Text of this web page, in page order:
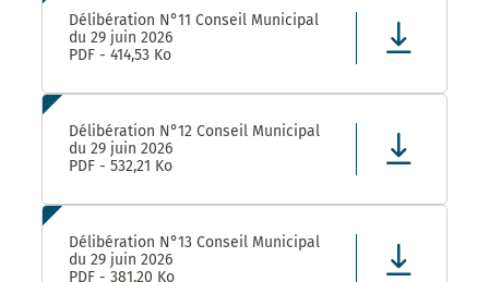
Délibération N°11 Conseil Municipal
du 29 juin 2026
PDF - 414,53 Ko
Délibération N°12 Conseil Municipal
du 29 juin 2026
PDF - 532,21 Ko
Délibération N°13 Conseil Municipal
du 29 juin 2026
PDF - 381,20 Ko